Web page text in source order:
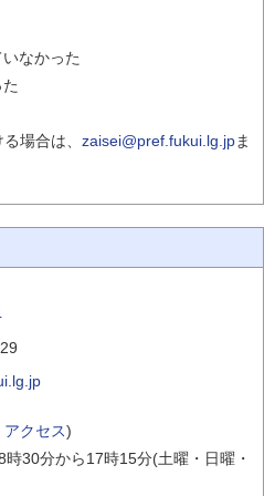
なかった
場合は、 zaisei@pref.fukui.lg.jpま
クセス)
時30分から17時15分(土曜・日曜・